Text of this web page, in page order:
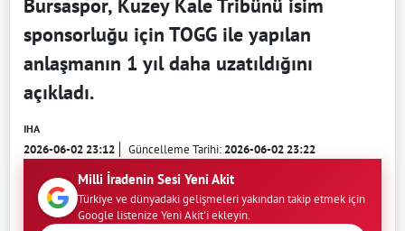
Bursaspor, Kuzey Kale Tribünü isim
sponsorluğu için TOGG ile yapılan
anlaşmanın 1 yıl daha uzatıldığını
açıkladı.
IHA
2026-06-02 23:12 Güncelleme Tarihi:2026-06-02 23:22
Milli İradenin Sesi Yeni Akit
Türkiye ve dünyadaki gelişmeleri yakından takip etmek için
Google listenize Yeni Akit'i ekleyin.